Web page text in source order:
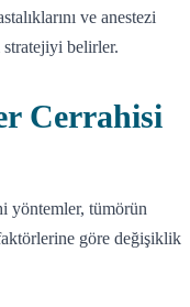
ve anestezi
belirler.
Cerrahisi
yöntemler, tümörün
göre değişiklik